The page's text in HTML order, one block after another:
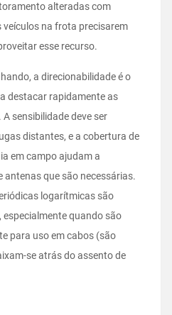
alteradas com
na frota precisarem
esse recurso.
a direcionabilidade é o
destacar rapidamente as
sensibilidade deve ser
distantes, e a cobertura de
em campo ajudam a
que são necessárias.
logarítmicas são
especialmente quando são
para uso em cabos (são
se atrás do assento de